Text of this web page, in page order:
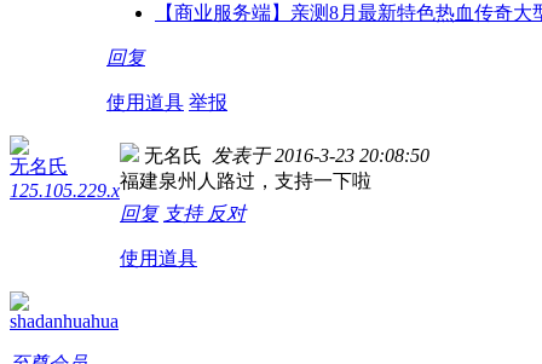
【商业服务端】亲测8月最新特色热血传奇
回复
使用道具 举报
无名氏
125.105.229.x
无名氏 发表于 2016-3-23 20:08:50
福建泉州人路过，支持一下啦
回复 支持 反对
使用道具
shadanhuahua